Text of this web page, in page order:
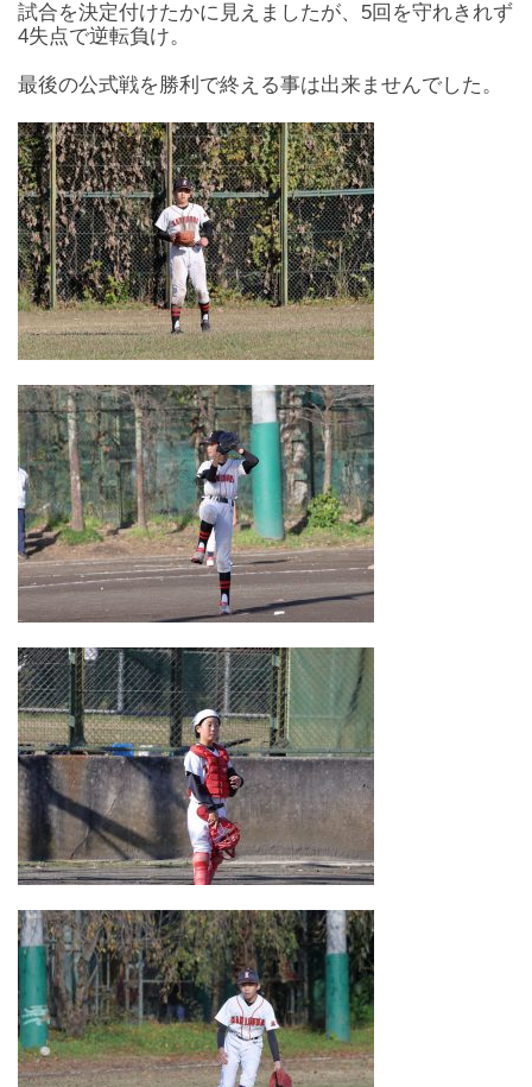
試合を決定付けたかに見えましたが、5回を守れきれず
4失点で逆転負け。
最後の公式戦を勝利で終える事は出来ませんでした。